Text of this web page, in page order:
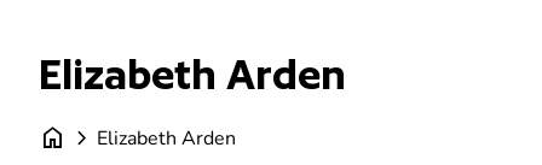
Elizabeth Arden
home chevron_right Elizabeth Arden